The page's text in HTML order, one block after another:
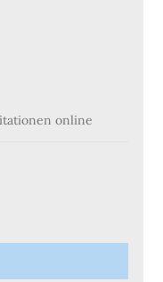
online